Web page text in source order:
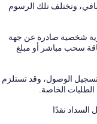
وتختلف تلك الرسوم
شخصية صادرة عن جهة
سحب مباشر أو مبلغ
الوصول، وقد تستلزم
الخاصة.
السداد نقدًا